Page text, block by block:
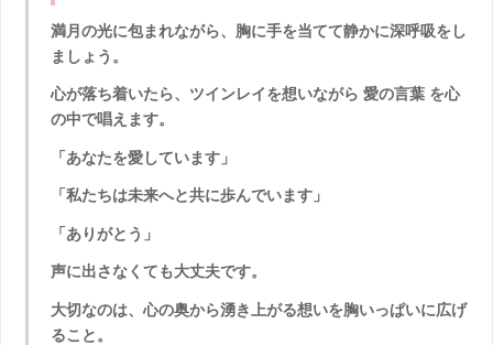
満月の光に包まれながら、胸に手を当てて静かに深呼吸をし
ましょう。
心が落ち着いたら、ツインレイを想いながら 愛の言葉を心
の中で唱えます。
「あなたを愛しています」
「私たちは未来へと共に歩んでいます」
「ありがとう」
声に出さなくても大丈夫です。
大切なのは、心の奥から湧き上がる想いを胸いっぱいに広げ
ること。